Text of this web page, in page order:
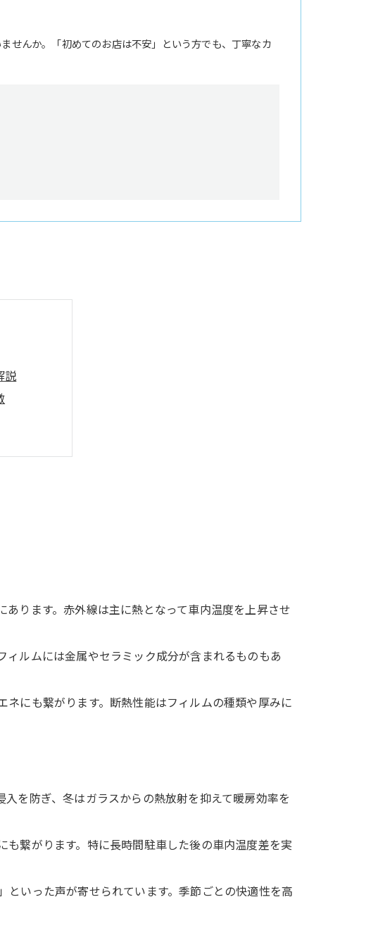
せんか。「初めてのお店は不安」という方でも、丁寧なカ
説
る
理由
説
説
ります。赤外線は主に熱となって車内温度を上昇させ
ルムには金属やセラミック成分が含まれるものもあ
にも繋がります。断熱性能はフィルムの種類や厚みに
を防ぎ、冬はガラスからの熱放射を抑えて暖房効率を
繋がります。特に長時間駐車した後の車内温度差を実
いった声が寄せられています。季節ごとの快適性を高